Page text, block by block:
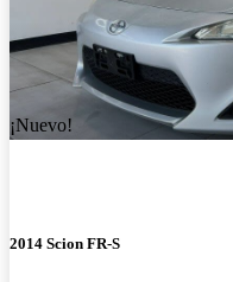
¡Nuevo!
2014 Scion FR-S